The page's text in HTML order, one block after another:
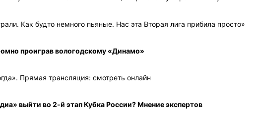
Как будто немного пьяные. Нас эта Вторая лига прибила просто»
проиграв вологодскому «Динамо»
Прямая трансляция: смотреть онлайн
выйти во 2-й этап Кубка России? Мнение экспертов